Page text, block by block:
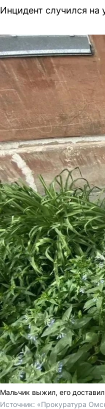
Инцидент случился на
Мальчик выжил, его
Источник: «Прокуратура